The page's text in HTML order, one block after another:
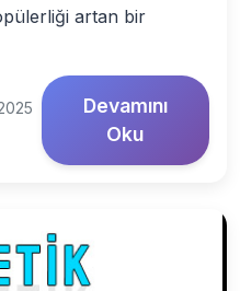
artan bir
Devamını
Oku